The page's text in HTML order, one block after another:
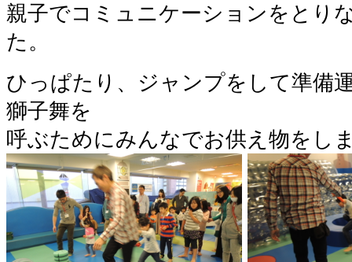
親子でコミュニケーションをとり
た。
ひっぱたり、ジャンプをして準備
獅子舞を
呼ぶためにみんなでお供え物をし